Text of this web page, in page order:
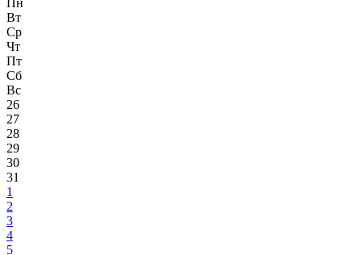
Пн
Вт
Ср
Чт
Пт
Сб
Вс
26
27
28
29
30
31
1
2
3
4
5